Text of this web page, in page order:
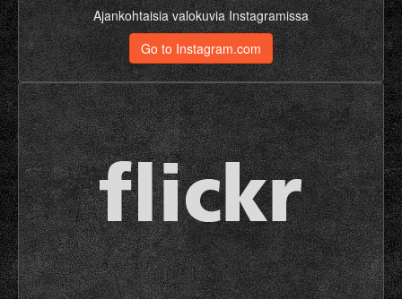
Ajankohtaisia valokuvia Instagramissa
Go to Instagram.com